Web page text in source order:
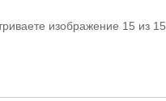
изображение 15 из 15